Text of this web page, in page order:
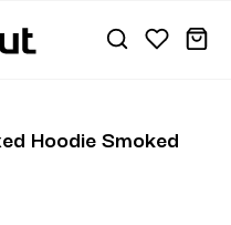
Hoodie Smoked